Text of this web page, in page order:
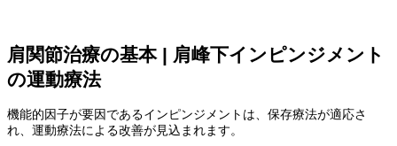
肩関節治療の基本 | 肩峰下インピンジメント
の運動療法
機能的因子が要因であるインピンジメントは、保存療法が適応さ
れ、運動療法による改善が見込まれます。